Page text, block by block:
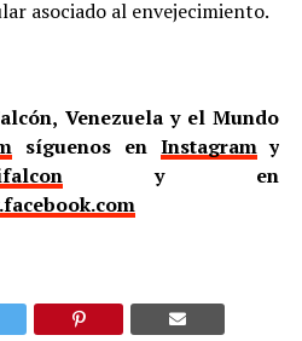
asociado al envejecimiento.
Venezuela y el Mundo
síguenos en Instagramy
y en